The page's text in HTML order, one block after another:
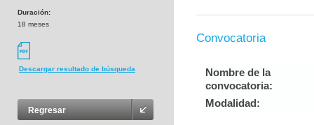
Duración:
18 meses
Descargar resultado de búsqueda
Regresar
Convocatoria
Nombre de la
convocatoria:
Modalidad: